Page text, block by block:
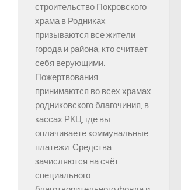
строительство Покровского
храма в Родниках
призываются все жители
города и района, кто считает
себя верующими.
Пожертвования
принимаются во всех храмах
родниковского благочиния, в
кассах РКЦ, где вы
оплачиваете коммунальные
платежи. Средства
зачисляются на счёт
специального